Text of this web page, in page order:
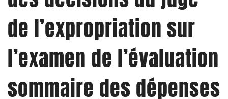
de l’expropriation sur
l’examen de l’évaluation
sommaire des dépenses